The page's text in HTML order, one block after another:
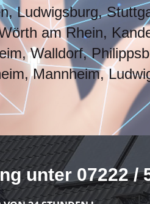
Ludwigsburg,
am Rhein,
Walldorf,
Mannheim,
unter 07222 /